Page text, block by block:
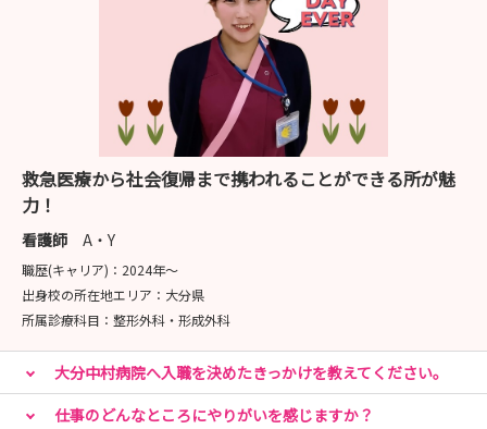
救急医療から社会復帰まで携われることができる所が魅
力！
看護師 A・Y
職歴(キャリア)： 2024年〜
出身校の所在地エリア： 大分県
所属診療科目： 整形外科・形成外科
大分中村病院へ入職を決めたきっかけを教えてください。
仕事のどんなところにやりがいを感じますか？